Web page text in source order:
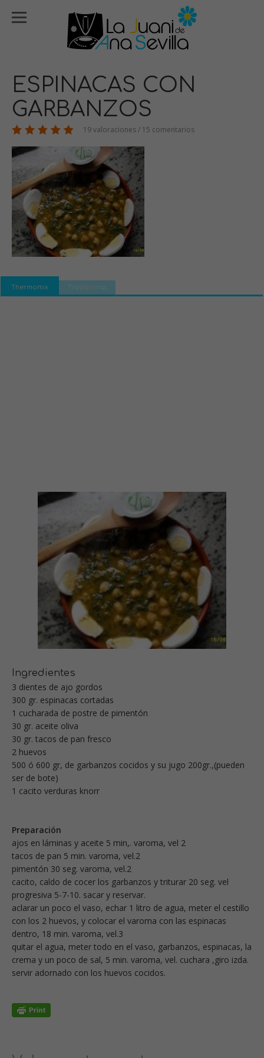
ESPINACAS CON
GARBANZOS
19 valoraciones / 15 comentarios
Thermomix Tradicional
Ingredientes
3 dientes de ajo gordos
300 gr. espinacas cortadas
1 cucharada de postre de pimentón
30 gr. aceite oliva
30 gr. tacos de pan fresco
2 huevos
500 ó 600 gr, de garbanzos cocidos y su jugo 200gr.,(pueden
ser de bote)
1 cacito verduras knorr
Preparación
ajos en láminas y aceite 5 min,. varoma, vel 2
tacos de pan 5 min. varoma, vel.2
pimentón 30 seg. varoma, vel.2
cacito, caldo de cocer los garbanzos y triturar 20 seg. vel
progresiva 5-7-10. sacar y reservar.
aclarar un poco el vaso, echar 1 litro de agua, meter el cestillo
con los 2 huevos, y colocar el varoma con las espinacas
dentro, 18 min. varoma, vel.3
quitar el agua, meter todo en el vaso, garbanzos, espinacas, la
crema y un poco de sal, 5 min. varoma, vel. cuchara ,giro izda.
servir adornado con los huevos cocidos.